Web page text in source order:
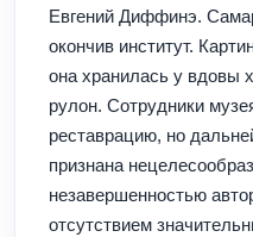
Евгений Диффинэ.
окончив институт.
она хранилась у вдовы
рулон. Сотрудники
реставрацию, но
признана
незавершенностью
отсутствием